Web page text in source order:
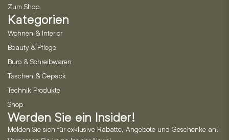
Zum Shop
Kategorien
Wohnen & Interior
Beauty & Pflege
Büro & Schreibwaren
Taschen & Gepäck
Technik Produkte
Shop
Werden Sie ein Insider!
Melden Sie sich für exklusive Rabatte, Angebote und Geschenke an!